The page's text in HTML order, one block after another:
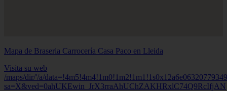
Mapa de Braseria Carrocería Casa Paco en Lleida
Visita su web
/maps/dir/'/a/
sa=X&ved=0ahUKEwin_JrX3rraAhUChZAKHRxlC74Q9RcIfjAN